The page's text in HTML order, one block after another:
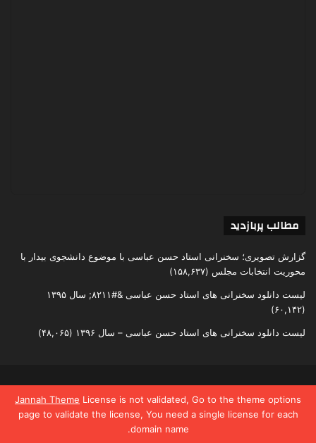
Jannah Theme License is not validated, Go to the theme options
page to validate the license, You need a single license for each
domain name.
مطالب پربازدید
گزارش تصویری؛ سخنرانی استاد حسن عباسی با موضوع دانشجوی بیدار با
محوریت انتخابات مجلس (۱۵۸,۶۳۷)
لیست دانلود سخنرانی های استاد حسن عباسی &#۸۲۱۱; سال ۱۳۹۵
(۶۰,۱۴۲)
لیست دانلود سخنرانی های استاد حسن عباسی – سال ۱۳۹۶ (۴۸,۰۶۵)